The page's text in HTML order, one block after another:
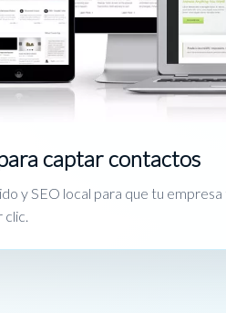
captar contactos
y SEO local para que tu
clic.